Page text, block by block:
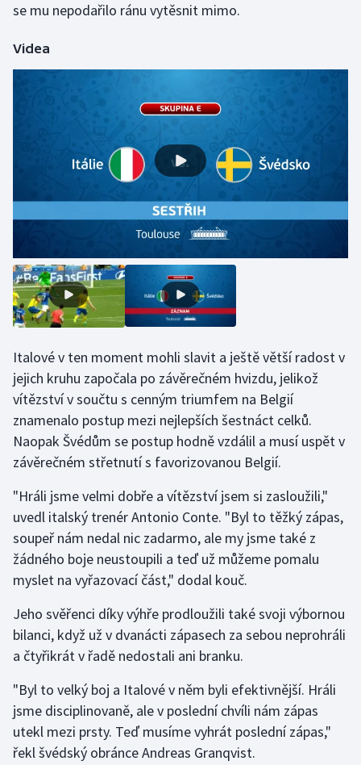
Olympijské hry
Plážový volejbal
Ragby
Rychlobruslení
Rychlostní kanoistika
Sportovní střelba
Stolní tenis
Triatlon
Veslování
Vodní slalom
Ostatní
se mu nepodařilo ránu vytěsnit mimo.
Videa
Italové v ten moment mohli slavit a ještě větší radost v
jejich kruhu započala po závěrečném hvizdu, jelikož
vítězství v součtu s cenným triumfem na Belgií
znamenalo postup mezi nejlepších šestnáct celků.
Naopak Švédům se postup hodně vzdálil a musí uspět v
závěrečném střetnutí s favorizovanou Belgií.
"Hráli jsme velmi dobře a vítězství jsem si zasloužili,"
uvedl italský trenér Antonio Conte. "Byl to těžký zápas,
soupeř nám nedal nic zadarmo, ale my jsme také z
žádného boje neustoupili a teď už můžeme pomalu
myslet na vyřazovací část," dodal kouč.
Jeho svěřenci díky výhře prodloužili také svoji výbornou
bilanci, když už v dvanácti zápasech za sebou neprohráli
a čtyřikrát v řadě nedostali ani branku.
"Byl to velký boj a Italové v něm byli efektivnější. Hráli
jsme disciplinovaně, ale v poslední chvíli nám zápas
utekl mezi prsty. Teď musíme vyhrát poslední zápas,"
řekl švédský obránce Andreas Granqvist.